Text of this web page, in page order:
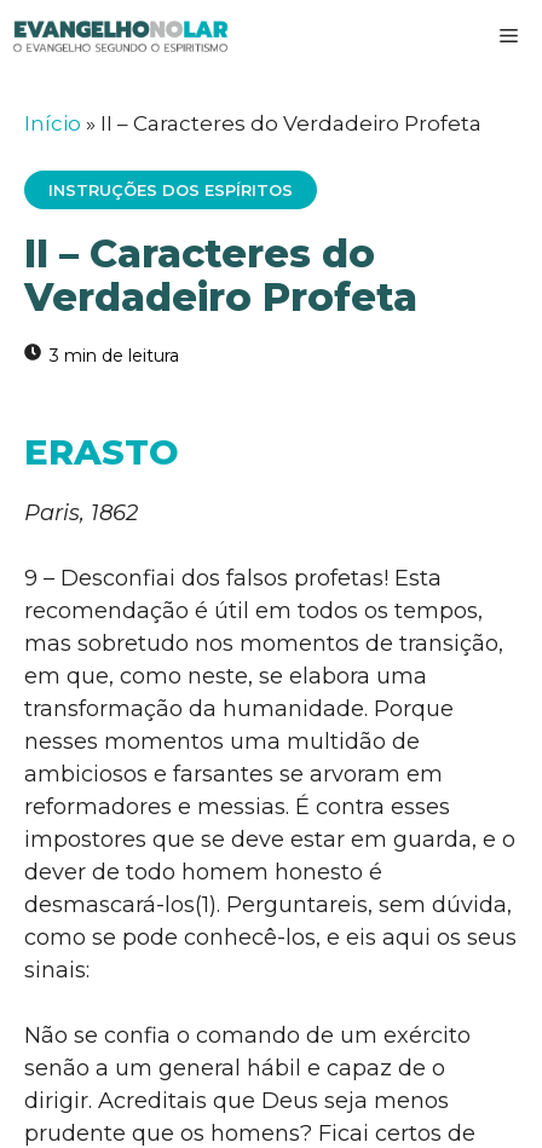
para
Início » II – Caracteres do Verdadeiro Profeta
INSTRUÇÕES DOS ESPÍRITOS
II – Caracteres do
Verdadeiro Profeta
ERASTO
Paris, 1862
9 – Desconfiai dos falsos profetas! Esta
recomendação é útil em todos os tempos,
mas sobretudo nos momentos de transição,
em que, como neste, se elabora uma
transformação da humanidade. Porque
nesses momentos uma multidão de
ambiciosos e farsantes se arvoram em
reformadores e messias. É contra esses
impostores que se deve estar em guarda, e o
dever de todo homem honesto é
desmascará-los(1). Perguntareis, sem dúvida,
como se pode conhecê-los, e eis aqui os seus
sinais:
Não se confia o comando de um exército
senão a um general hábil e capaz de o
dirigir. Acreditais que Deus seja menos
prudente que os homens? Ficai certos de